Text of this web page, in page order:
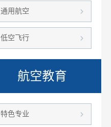
通用航空
低空飞行
航空教育
特色专业